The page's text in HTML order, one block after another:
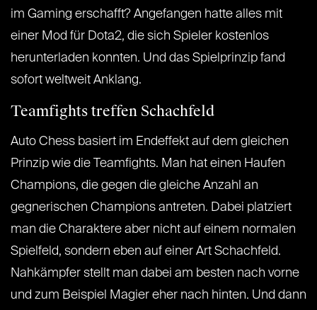
im Gaming erschafft? Angefangen hatte alles mit
einer Mod für Dota2, die sich Spieler kostenlos
herunterladen konnten. Und das Spielprinzip fand
sofort weltweit Anklang.
Teamfights treffen Schachfeld
Auto Chess basiert im Endeffekt auf dem gleichen
Prinzip wie die Teamfights. Man hat einen Haufen
Champions, die gegen die gleiche Anzahl an
gegnerischen Champions antreten. Dabei platziert
man die Charaktere aber nicht auf einem normalen
Spielfeld, sondern eben auf einer Art Schachfeld.
Nahkämpfer stellt man dabei am besten nach vorne
und zum Beispiel Magier eher nach hinten. Und dann